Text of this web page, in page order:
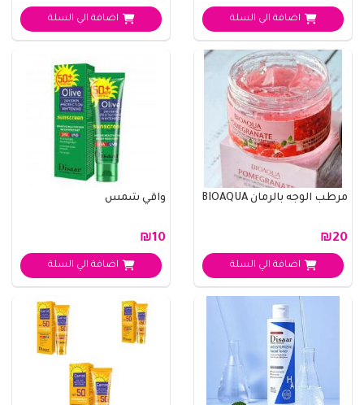
اضافة الي السلة اضافة الي السلة
مرطب الوجه بالرمان BIOAQUA
₪20
اضافة الي السلة
واقي شمس
₪10
اضافة الي السلة